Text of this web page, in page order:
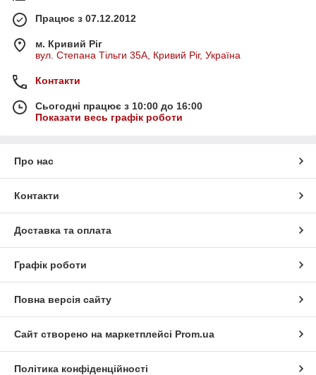
Працює з 07.12.2012
м. Кривий Ріг
вул. Степана Тільги 35А, Кривий Ріг, Україна
Контакти
Сьогодні працює з 10:00 до 16:00
Показати весь графік роботи
Про нас
Контакти
Доставка та оплата
Графік роботи
Повна версія сайту
Сайт створено на маркетплейсі Prom.ua
Політика конфіденційності